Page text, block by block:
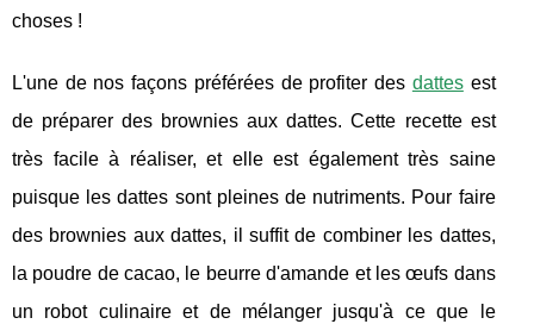
choses !
L'une de nos façons préférées de profiter des dattesest
de préparer des brownies aux dattes. Cette recette est
très facile à réaliser, et elle est également très saine
puisque les dattes sont pleines de nutriments. Pour faire
des brownies aux dattes, il suffit de combiner les dattes,
la poudre de cacao, le beurre d'amande et les œufs dans
un robot culinaire et de mélanger jusqu'à ce que le